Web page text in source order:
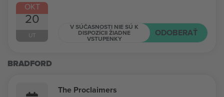
OKT
20
UT
V SÚČASNOSTI NIE SÚ K
DISPOZÍCII ŽIADNE
VSTUPENKY
ODOBERAŤ
BRADFORD
The Proclaimers